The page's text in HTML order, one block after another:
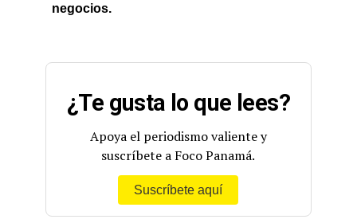
negocios.
¿Te gusta lo que lees?
Apoya el periodismo valiente y
suscríbete a Foco Panamá.
Suscríbete aquí